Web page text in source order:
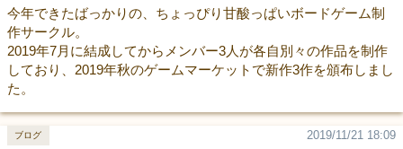
今年できたばっかりの、ちょっぴり甘酸っぱいボードゲーム制
作サークル。
2019年7月に結成してからメンバー3人が各自別々の作品を制作
しており、2019年秋のゲームマーケットで新作3作を頒布しまし
た。
2019/11/21 18:09
ブログ